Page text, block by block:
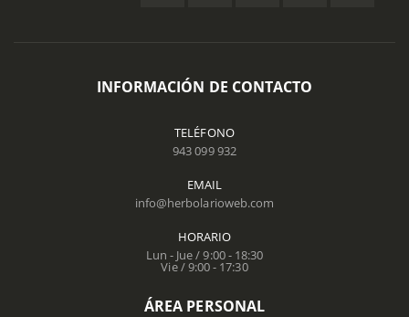
INFORMACIÓN DE CONTACTO
TELÉFONO
943 099 932
EMAIL
info@herbolarioweb.com
HORARIO
Lun - Jue / 9:00 - 18:30
Vie / 9:00 - 17:30
ÁREA PERSONAL